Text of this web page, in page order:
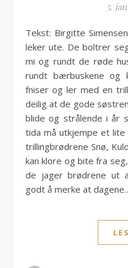
5.
Tekst: Birgitte Simensen Berg Søstrene Sol og Lys
leker ute. De boltrer
mi og rundt de røde
rundt bærbuskene og
fniser og ler med en
deilig at de gode
blide og strålende i år
tida må utkjempe et lite
trillingbrødrene Snø,
kan klore og bite fra
de jager brødrene ut
godt å merke at